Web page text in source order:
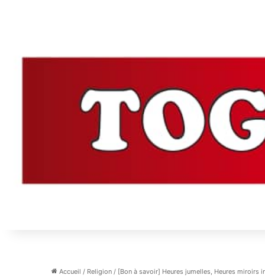
Accueil / Religion / [Bon à savoir] Heures jumelles, Heures miroirs